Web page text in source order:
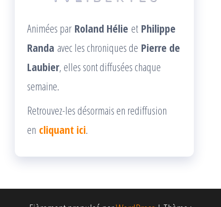
Animées par Roland Hélie et Philippe
Randa avec les chroniques de Pierre de
Laubier, elles sont diffusées chaque
semaine.
Retrouvez-les désormais en rediffusion
en cliquant ici.